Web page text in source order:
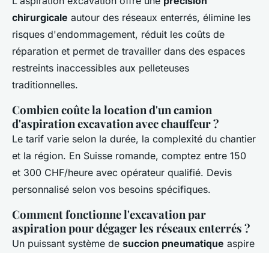
chirurgicale autour des réseaux enterrés, élimine les
risques d'endommagement, réduit les coûts de
réparation et permet de travailler dans des espaces
restreints inaccessibles aux pelleteuses
traditionnelles.
Combien coûte la location d'un camion
d'aspiration excavation avec chauffeur ?
Le tarif varie selon la durée, la complexité du chantier
et la région. En Suisse romande, comptez entre 150
et 300 CHF/heure avec opérateur qualifié. Devis
personnalisé selon vos besoins spécifiques.
Comment fonctionne l'excavation par
aspiration pour dégager les réseaux enterrés ?
Un puissant système de succion pneumatique aspire